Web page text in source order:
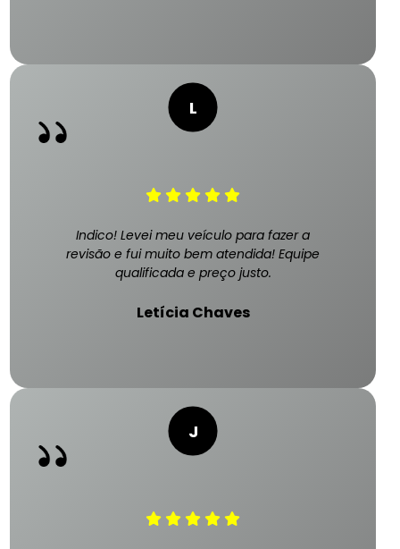
Indico! Levei meu veículo para fazer a
revisão e fui muito bem atendida! Equipe
qualificada e preço justo.
Letícia Chaves